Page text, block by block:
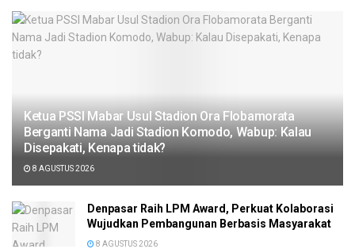
Ketua PSSI Mabar Usul Stadion Ora Flobamorata
Berganti Nama Jadi Stadion Komodo, Wabup: Kalau
Disepakati, Kenapa tidak?
8 AGUSTUS 2026
Denpasar Raih LPM Award, Perkuat Kolaborasi
Wujudkan Pembangunan Berbasis Masyarakat
8 AGUSTUS 2026